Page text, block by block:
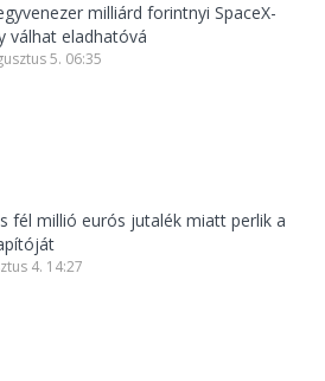
milliárd forintnyi SpaceX-
válhat eladhatóvá
5. 06:35
fél millió eurós jutalék miatt perlik a
4. 14:27